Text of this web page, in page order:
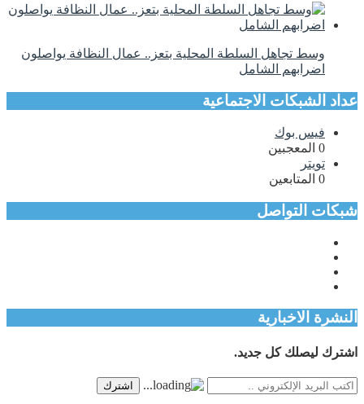
وسط تجاهل السلطة المحلية بتعز.. عمال النظافة يواصلون
اضرابهم الشامل
عداد الشبكات الاجتماعية
فيس بوك
0 المعجبين
تويتر
0 المتابعين
شبكات التواصل
النشرة الاخبارية
اشترك ليصلك كل جديد.
اشترك